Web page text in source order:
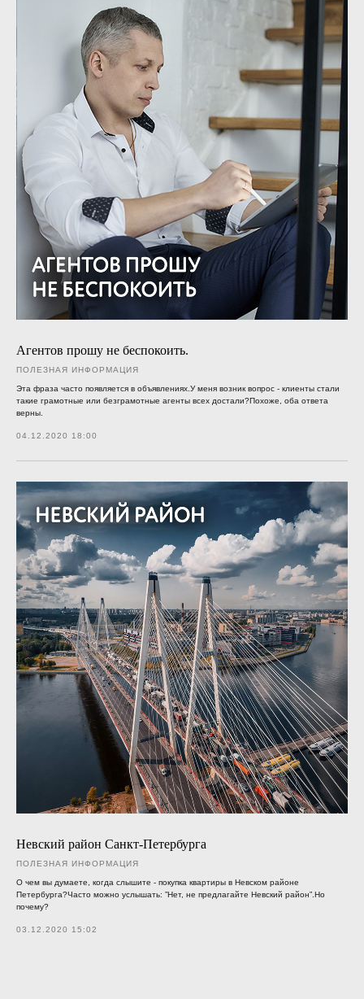
Агентов прошу не беспокоить.
ПОЛЕЗНАЯ ИНФОРМАЦИЯ
Эта фраза часто появляется в объявлениях.У меня возник вопрос - клиенты стали
такие грамотные или безграмотные агенты всех достали?Похоже, оба ответа
верны.
04.12.2020 18:00
Невский район Санкт-Петербурга
ПОЛЕЗНАЯ ИНФОРМАЦИЯ
О чем вы думаете, когда слышите - покупка квартиры в Невском районе
Петербурга?Часто можно услышать: ”Нет, не предлагайте Невский район”.Но
почему?
03.12.2020 15:02